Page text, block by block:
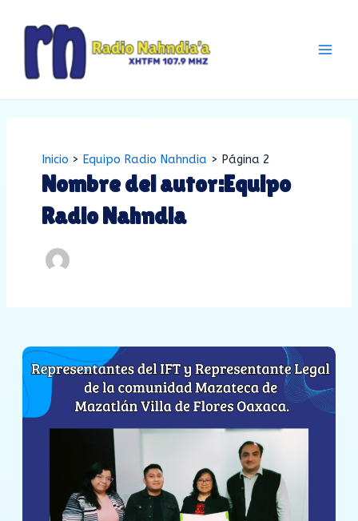
contenido
Inicio Equipo Radio Nahndia Página 2
Nombre del autor:Equipo
Radio Nahndia
entradas